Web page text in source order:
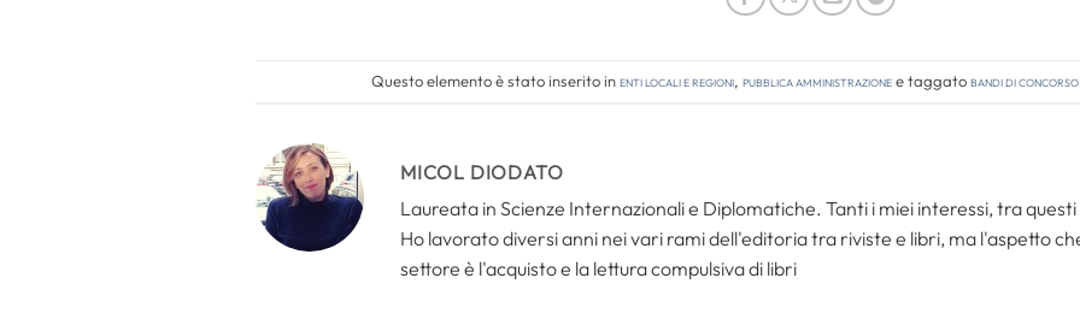
Questo elemento è stato inserito inEnti locali e regioni, Pubblica amministrazionee taggatobandi di concorso,
MICOL DIODATO
Laureata in Scienze Internazionali e Diplomatiche. Tanti i miei interessi, tra
Ho lavorato diversi anni nei vari rami dell'editoria tra riviste e libri, ma l'aspetto
settore è l'acquisto e la lettura compulsiva di libri